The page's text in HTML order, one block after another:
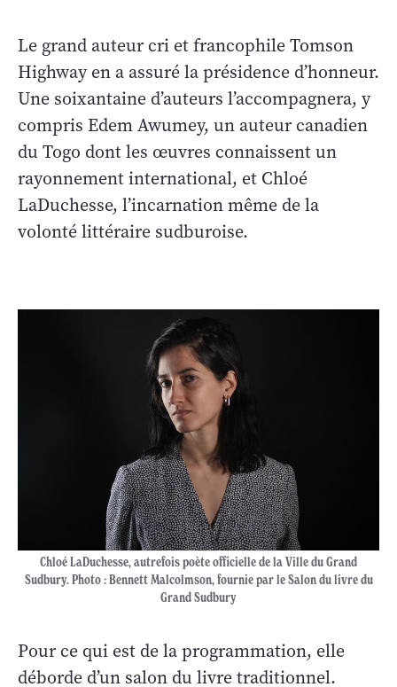
Le grand auteur cri et francophile Tomson
Highway en a assuré la présidence d’honneur.
Une soixantaine d’auteurs l’accompagnera, y
compris Edem Awumey, un auteur canadien
du Togo dont les œuvres connaissent un
rayonnement international, et Chloé
LaDuchesse, l’incarnation même de la
volonté littéraire sudburoise.
Chloé LaDuchesse, autrefois poète officielle de la Ville du Grand
Sudbury. Photo : Bennett Malcolmson, fournie par le Salon du livre du
Grand Sudbury
Pour ce qui est de la programmation, elle
déborde d’un salon du livre traditionnel.